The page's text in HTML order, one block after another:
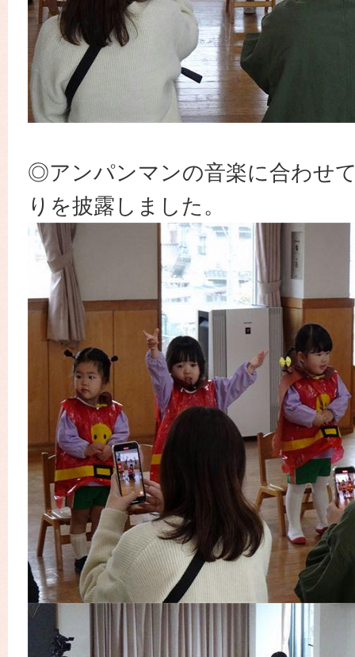
◎アンパンマンの音楽に合わせ
りを披露しました。